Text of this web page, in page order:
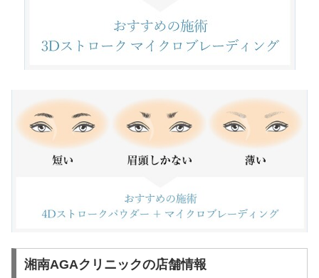
湘南AGAクリニックの店舗情報